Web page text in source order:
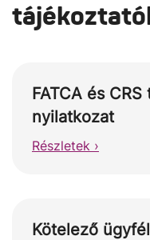
FATCA és
nyilatkozat
Részletek ›
Kötelező